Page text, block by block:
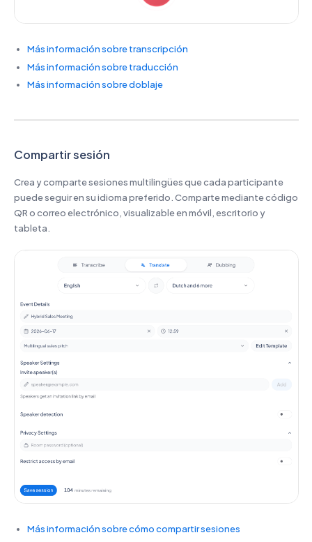
Más información sobre transcripción
Más información sobre traducción
Más información sobre doblaje
Compartir sesión
Crea y comparte sesiones multilingües que cada participante
puede seguir en su idioma preferido. Comparte mediante código
QR o correo electrónico, visualizable en móvil, escritorio y
tableta.
Más información sobre cómo compartir sesiones